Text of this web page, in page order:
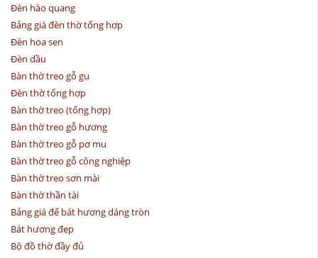
Đèn hào quang
Bảng giá đèn thờ tổng hợp
Đèn hoa sen
Đèn dầu
Bàn thờ treo gỗ gụ
Đèn thờ tổng hợp
Bàn thờ treo (tổng hợp)
Bàn thờ treo gỗ hương
Bàn thờ treo gỗ pơ mu
Bàn thờ treo gỗ công nghiệp
Bàn thờ treo sơn mài
Bàn thờ thần tài
Bảng giá đế bát hương dáng tròn
Bát hương đẹp
Bộ đồ thờ đầy đủ